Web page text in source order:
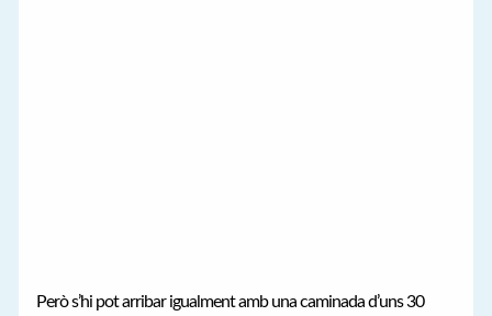
Però s’hi pot arribar igualment amb una caminada d’uns 30